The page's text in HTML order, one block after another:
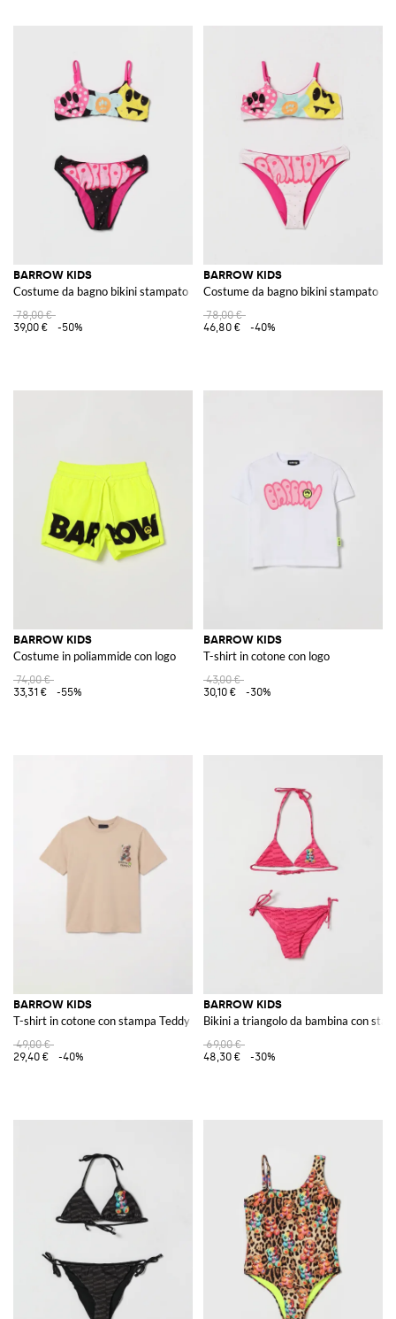
BARROW KIDS
Costume da bagno bikini stampato
78,00 €
39,00 €
-50%
BARROW KIDS
Costume da bagno bikini stampato
78,00 €
46,80 €
-40%
BARROW KIDS
Costume in poliammide con logo
74,00 €
33,31 €
-55%
BARROW KIDS
T-shirt in cotone con logo
43,00 €
30,10 €
-30%
BARROW KIDS
T-shirt in cotone con stampa Teddy
49,00 €
29,40 €
-40%
BARROW KIDS
Bikini a triangolo da bambina con
69,00 €
48,30 €
-30%